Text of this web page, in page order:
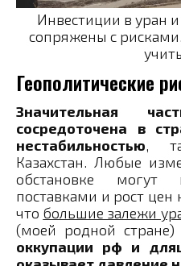
Инвестиции в уран
сопряжены с
​Геополитические
Значительная
сосредоточена в
нестабильностью,
Казахстан. Любые
обстановке
поставками и рост цен
что большие залежи
(моей родной стране)
оккупации рф и